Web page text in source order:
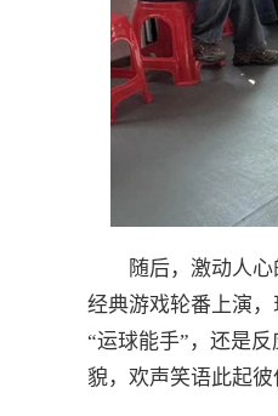
随后，激动人
经典游戏轮番上演
“运球能手”，还是
貌，欢声笑语此起彼